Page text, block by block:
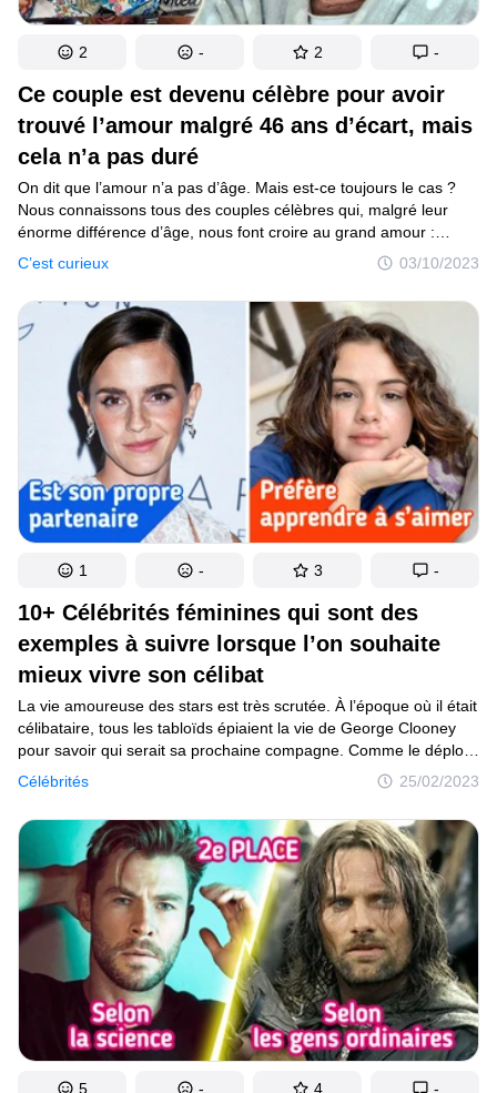
Ce couple est devenu célèbre pour avoir
trouvé l’amour malgré 46 ans d’écart, mais
cela n’a pas duré
C’est curieux 03/10/2023
On dit que l’amour n’a pas d’âge. Mais est-ce toujours le cas ?
Nous connaissons tous des couples célèbres qui, malgré leur
énorme différence d’âge, nous font croire au grand amour :
Catherine Zeta-Jones et Michael Douglas qui ont 25 ans d’écart,
George Clooney et Amal Alamuddin qui ont 17 ans de différence,
ou encore Woody Allen qui a carrément 35 ans de plus que
sa bien-aimée Soon Yi Previn. Si les stars osent franchir le pas,
pourquoi pas nous ?
2 - 2 -
10+ Célébrités féminines qui sont des
exemples à suivre lorsque l’on souhaite
mieux vivre son célibat
Célébrités 25/02/2023
La vie amoureuse des stars est très scrutée. À l’époque où il était
célibataire, tous les tabloïds épiaient la vie de George Clooney
pour savoir qui serait sa prochaine compagne. Comme le déplore
Jennifer Aniston, les gens se soucient (un peu trop) de son statut
marital. Une pression constante qui donne l’impression qu’on
ne peut être heureuse sans compagnon. Pourtant, les célébrités
de cette liste affirment le contraire, et ont décidé de ne pas céder
à la pression de la société, en s’acceptant seule ou en couple.
1 - 3 -
5 - 4 -